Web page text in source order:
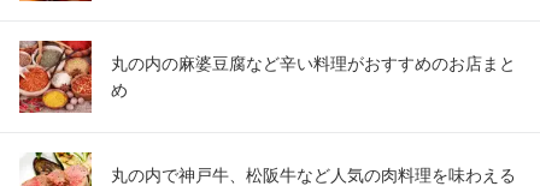
丸の内の麻婆豆腐など辛い料理がおすすめのお店まと
め
丸の内で神戸牛、松阪牛など人気の肉料理を味わえる